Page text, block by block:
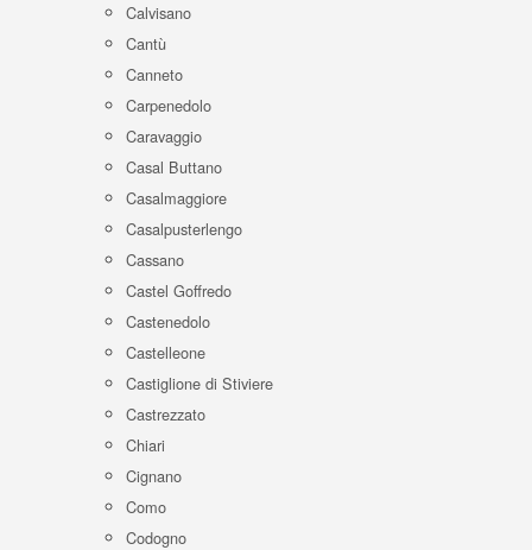
Calvisano
Cantù
Canneto
Carpenedolo
Caravaggio
Casal Buttano
Casalmaggiore
Casalpusterlengo
Cassano
Castel Goffredo
Castenedolo
Castelleone
Castiglione di Stiviere
Castrezzato
Chiari
Cignano
Como
Codogno